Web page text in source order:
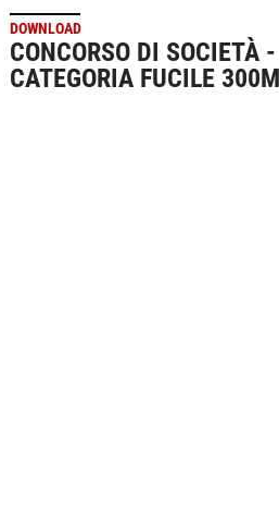
DOWNLOAD
CONCORSO DI SOCIETÀ
CATEGORIA FUCILE 300M